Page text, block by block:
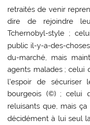
retraités de venir
dire de rejoindre
Tchernobyl-style ;
public il-y-a-des-
du-marché, mais
agents malades ; celui
l’espoir de sécuriser
bourgeois (©) ; celui
reluisants que, mais ça
décidément à lui seul